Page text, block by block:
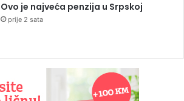
Ovo je najveća penzija u Srpskoj
prije 2 sata